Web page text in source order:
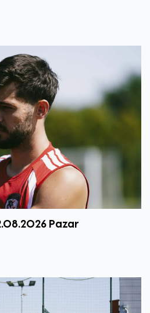
Pazar